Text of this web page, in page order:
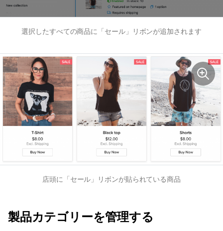
選択したすべての商品に「セール」リボンが追加されます
店頭に「セール」リボンが貼られている商品
製品カテゴリーを管理する